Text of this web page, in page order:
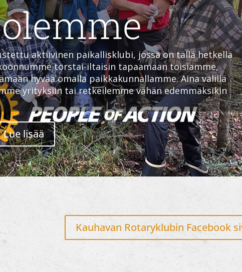
aktiivinen paikallisklubi, jossa on tällä hetkellä
torstai-iltaisin tapaamaan toisiamme,
hyvää omalla paikkakunnallamme. Aina välillä
yrityksiin tai retkeilemme vähän edemmäksikin
Lue lisää
Kauhavan Rotaryklubin Facebook